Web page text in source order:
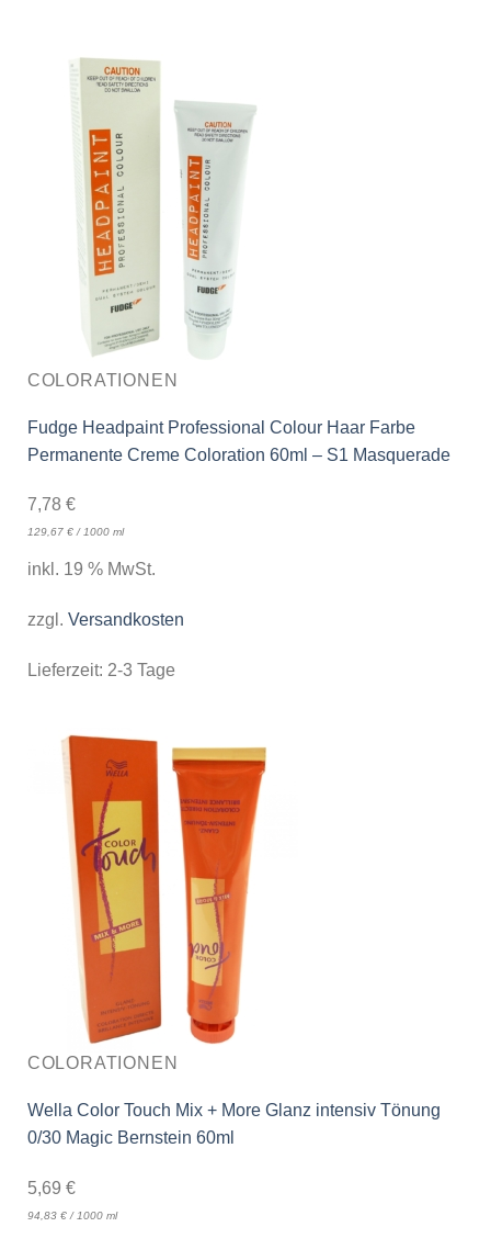
COLORATIONEN
Fudge Headpaint Professional Colour Haar Farbe
Permanente Creme Coloration 60ml – S1 Masquerade
7,78 €
129,67 €/1000 ml
inkl. 19 % MwSt.
zzgl. Versandkosten
Lieferzeit: 2-3 Tage
COLORATIONEN
Wella Color Touch Mix + More Glanz intensiv Tönung
0/30 Magic Bernstein 60ml
5,69 €
94,83 €/ 1000 ml